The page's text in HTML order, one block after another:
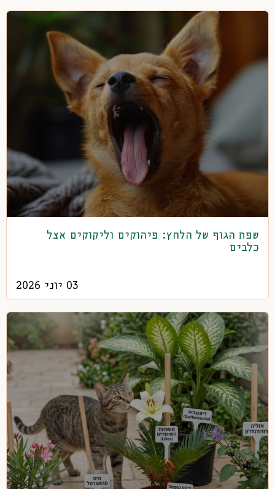
שפת הגוף של הלחץ: פיהוקים וליקוקים אצל
כלבים
03 יוני 2026